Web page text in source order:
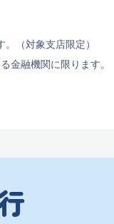
（対象支店限定）
金融機関に限ります。